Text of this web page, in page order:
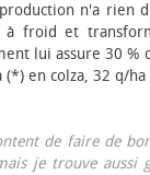
n'a rien
à froid et
lui assure 30 %
en colza, 32 q/
de faire de
je trouve aussi